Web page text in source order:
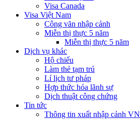
Visa Canada
Visa Việt Nam
Công văn nhập cảnh
Miễn thị thực 5 năm
Miễn thị thực 5 năm
Dịch vụ khác
Hộ chiếu
Làm thẻ tạm trú
Lí lịch tư pháp
Hợp thức hóa lãnh sự
Dịch thuật công chứng
Tin tức
Thông tin xuất nhập cảnh VN